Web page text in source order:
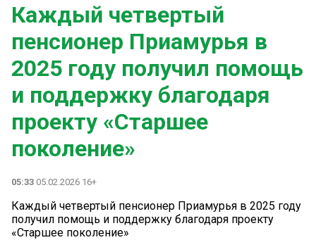
Каждый четвертый
пенсионер Приамурья в
2025 году получил помощь
и поддержку благодаря
проекту «Старшее
поколение»
05:33 05.02.2026 16+
Каждый четвертый пенсионер Приамурья в 2025 году
получил помощь и поддержку благодаря проекту
«Старшее поколение»